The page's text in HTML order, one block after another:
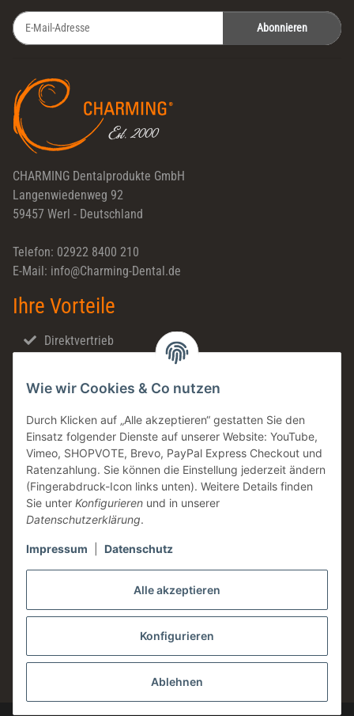
Alle akzeptieren
Konfigurieren
Ablehnen
Wie wir Cookies & Co nutzen
Durch Klicken auf „Alle akzeptieren“ gestatten Sie den
Einsatz folgender Dienste auf unserer Website: YouTube,
Vimeo, SHOPVOTE, Brevo, PayPal Express Checkout und
Ratenzahlung. Sie können die Einstellung jederzeit ändern
(Fingerabdruck-Icon links unten). Weitere Details finden
Sie unter Konfigurieren und in unserer
Datenschutzerklärung.
Impressum Datenschutz
Abonnieren
CHARMING Dentalprodukte GmbH
Langenwiedenweg 92
59457 Werl - Deutschland
Telefon: 02922 8400 210
E-Mail: info@Charming-Dental.de
Ihre Vorteile
Direktvertrieb
Made in Germany
Familienunternehmen
Zahntechnische Beratung
DE & AT Versandkostenfrei ab 200 € / netto
Informationen
Rechtliches
* Alle Preise zzgl. gesetzlicher USt., zzgl.